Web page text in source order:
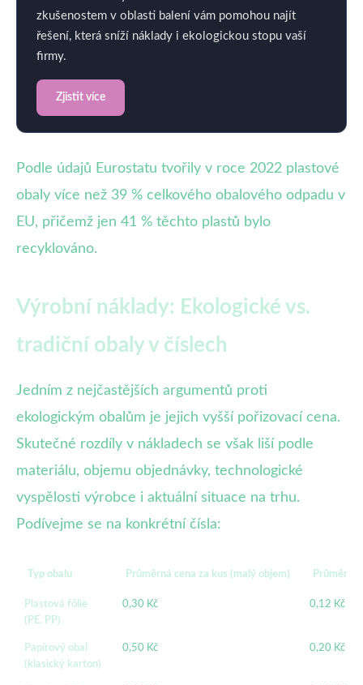
zkušenostem v oblasti balení vám pomohou najít
řešení, která sníží náklady i ekologickou stopu vaší
firmy.
Zjistit více
Podle údajů Eurostatu tvořily v roce 2022 plastové
obaly více než 39 % celkového obalového odpadu v
EU, přičemž jen 41 % těchto plastů bylo
recyklováno.
Výrobní náklady: Ekologické vs.
tradiční obaly v číslech
Jedním z nejčastějších argumentů proti
ekologickým obalům je jejich vyšší pořizovací cena.
Skutečné rozdíly v nákladech se však liší podle
materiálu, objemu objednávky, technologické
vyspělosti výrobce i aktuální situace na trhu.
Podívejme se na konkrétní čísla:
Typ obalu Průměrná cena za kus (malý objem) Průměrná
Plastová fólie
(PE, PP)
0,30 Kč 0,12 Kč
Papírový obal
(klasický karton)
0,50 Kč 0,20 Kč